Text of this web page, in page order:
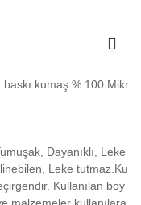
baskı kumaş % 100 Mikr
Dayanıklı, Leke
Leke tutmaz.Ku
Kullanılan boy